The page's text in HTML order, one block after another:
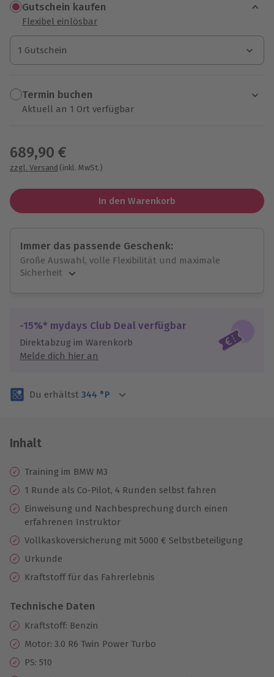
Gutschein kaufen
Flexibel einlösbar
1 Gutschein
1 Gutschein
1 Gutschein
Termin buchen
Aktuell an 1 Ort verfügbar
689,90 €
zzgl. Versand (inkl. MwSt.)
In den Warenkorb
Immer das passende Geschenk:
Große Auswahl, volle Flexibilität und maximale
Sicherheit
Jeder Gutschein für alle Erlebnisse einlösbar.
Maximale Sicherheit
3 Jahre gültig & verlängerbar.
-15%* mydays Club Deal verfügbar
Direktabzug im Warenkorb
Melde dich hier an
Du erhältst 344 °P
Inhalt
Training im BMW M3
1 Runde als Co-Pilot, 4 Runden selbst fahren
Einweisung und Nachbesprechung durch einen
erfahrenen Instruktor
Vollkaskoversicherung mit 5000 € Selbstbeteiligung
Urkunde
Kraftstoff für das Fahrerlebnis
Technische Daten
Kraftstoff: Benzin
Motor: 3.0 R6 Twin Power Turbo
PS: 510